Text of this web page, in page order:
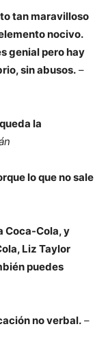
tan maravilloso
nocivo.
genial pero hay
sin abusos. –
la
lo que no sale
Coca-Cola, y
Liz Taylor
puedes
no verbal. –